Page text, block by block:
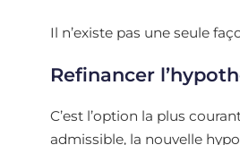
Il n’existe pas une seule
Refinancer
C’est l’option la plus
admissible, la nouvelle